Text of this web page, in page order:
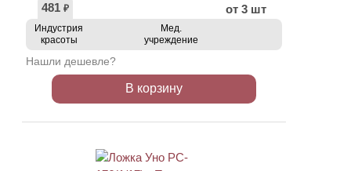
481 ₽ от 3 шт
Индустрия
красоты
Мед.
учреждение
Нашли дешевле?
В корзину